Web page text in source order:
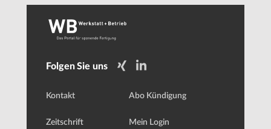
Folgen Sie uns
Kontakt
Zeitschrift
Abo Kündigung
Mein Login